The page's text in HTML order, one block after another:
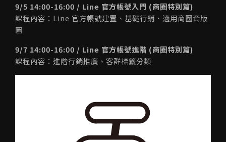
9/5 14:00-16:00 / Line 官方帳號入門 (商圈特別篇)
課程內容：Line 官方帳號建置、基礎行銷、適用商圈套版
圖
9/7 14:00-16:00 / Line 官方帳號進階 (商圈特別篇)
課程內容：進階行銷推廣、客群標籤分類